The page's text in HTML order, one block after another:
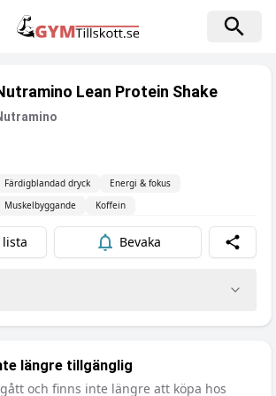
Lean Protein Shake
Färdigblandad dryck
Energi & fokus
Muskelbyggande
Koffein
Bevaka Dela
längre tillgänglig
och finns inte längre att köpa hos